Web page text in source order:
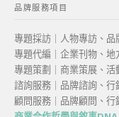
品牌服務項目
專題採訪｜人物專訪、
專題代編｜企業刊物、
專題策劃｜商業策展、
諮詢服務｜品牌諮詢、
顧問服務｜品牌顧問、